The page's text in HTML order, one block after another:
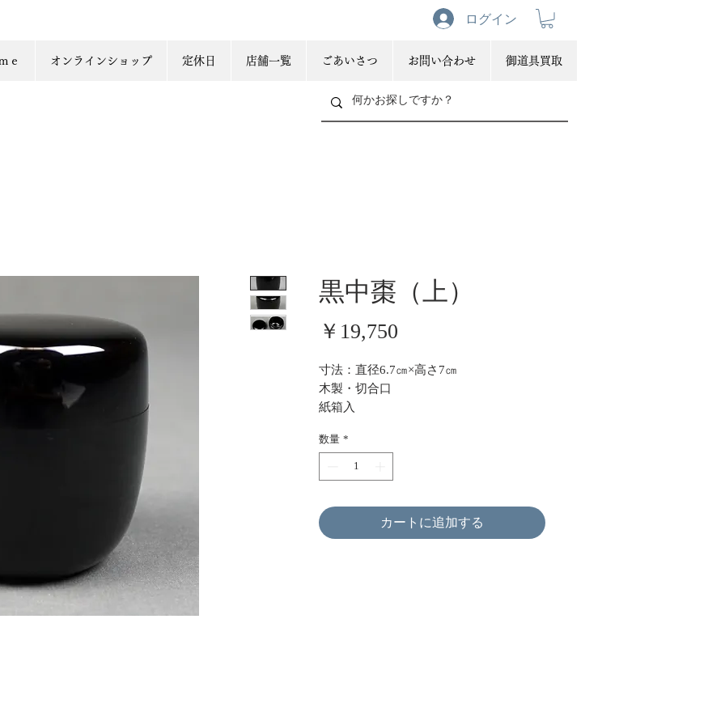
ログイン
ｅ オンラインショップ 定休日 店舗一覧 ごあいさつ お問い合わせ 御道具買取
黒中棗（上）
￥19,750
寸法：直径6.7㎝×高さ7㎝
木製・切合口
紙箱入
数量 *
カートに追加する